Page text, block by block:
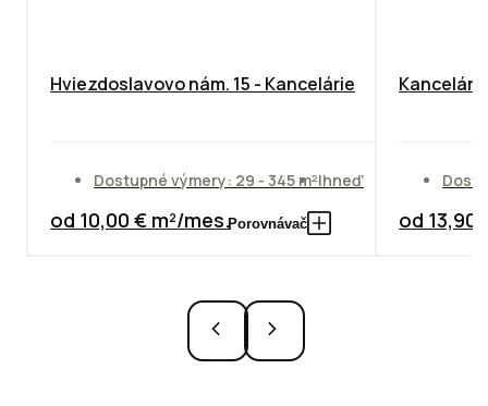
Hviezdoslavovo nám. 15 - Kancelárie
Dostupné výmery: 29 - 345 m²Ihneď
od 10,00 € m²/mes.Porovnávač od 13,90